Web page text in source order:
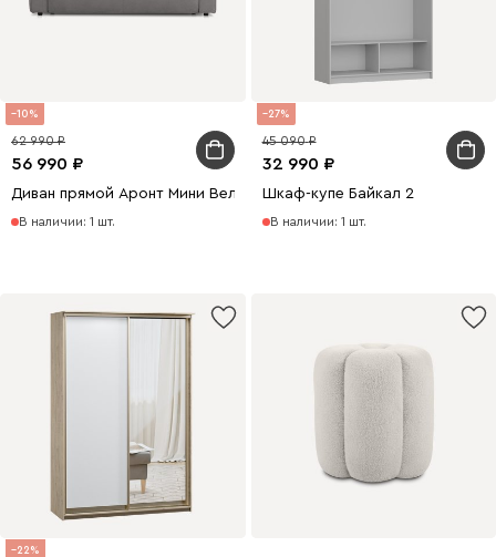
10
56 990
62 990
Диван прямой Аронт Мини Велюр Серый
В наличии: 1 шт.
27
32 990
45 090
Шкаф-купе Байкал 2
В наличии: 1 шт.
22